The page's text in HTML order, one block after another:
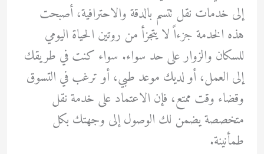
إلى خدمات نقل تتسم بالدقة والاحترافية، أصبحت
هذه الخدمة جزءاً لا يتجزأ من روتين الحياة اليومي
للسكان والزوار على حد سواء. سواء كنت في طريقك
إلى العمل، أو لديك موعد طبي، أو ترغب في التسوق
وقضاء وقت ممتع، فإن الاعتماد على خدمة نقل
متخصصة يضمن لك الوصول إلى وجهتك بكل
طمأنينة.